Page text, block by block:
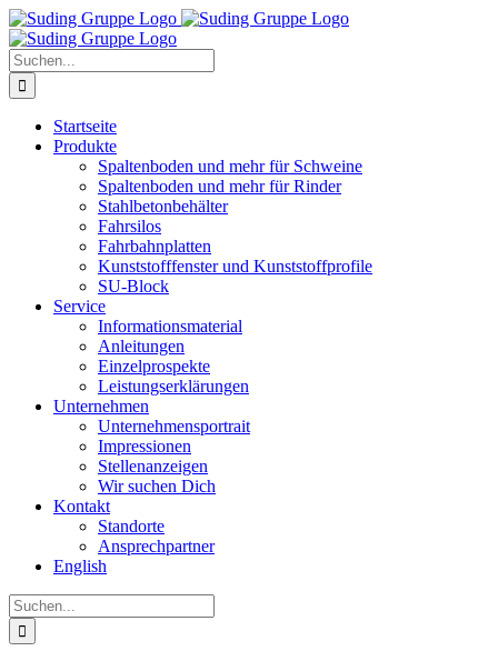
Zum
Inhalt
springen
Suche
nach:
Startseite
Produkte
Spaltenboden und mehr für Schweine
Spaltenboden und mehr für Rinder
Stahlbetonbehälter
Fahrsilos
Fahrbahnplatten
Kunststofffenster und Kunststoffprofile
SU-Block
Service
Informationsmaterial
Anleitungen
Einzelprospekte
Leistungserklärungen
Unternehmen
Unternehmensportrait
Impressionen
Stellenanzeigen
Wir suchen Dich
Kontakt
Standorte
Ansprechpartner
English
Suche
nach: